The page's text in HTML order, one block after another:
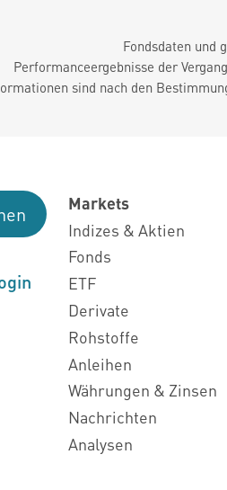
Fondsdaten und
Performanceergebnisse der
sind nach den
Markets
Indizes & Aktien
Fonds
ETF
Derivate
Rohstoffe
Anleihen
Währungen & Zinsen
Nachrichten
Analysen